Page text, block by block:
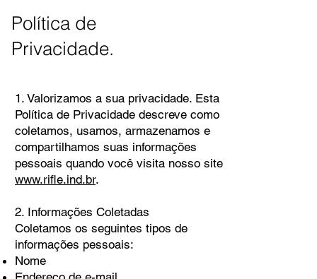
Política de
Privacidade.
1. Valorizamos a sua privacidade. Esta
Política de Privacidade descreve como
coletamos, usamos, armazenamos e
compartilhamos suas informações
pessoais quando você visita nosso site
www.rifle.ind.br.
2. Informações Coletadas
Coletamos os seguintes tipos de
informações pessoais:
Nome